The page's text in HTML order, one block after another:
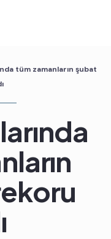
tüm zamanların şubat